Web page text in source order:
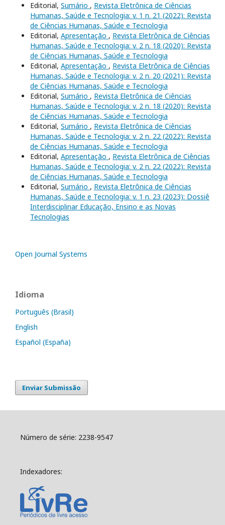
Editorial, Sumário , Revista Eletrônica de Ciências
Humanas, Saúde e Tecnologia: v. 1 n. 21 (2022): Revista
de Ciências Humanas, Saúde e Tecnologia
Editorial, Apresentação , Revista Eletrônica de Ciências
Humanas, Saúde e Tecnologia: v. 2 n. 18 (2020): Revista
de Ciências Humanas, Saúde e Tecnologia
Editorial, Apresentação , Revista Eletrônica de Ciências
Humanas, Saúde e Tecnologia: v. 2 n. 20 (2021): Revista
de Ciências Humanas, Saúde e Tecnologia
Editorial, Sumário , Revista Eletrônica de Ciências
Humanas, Saúde e Tecnologia: v. 2 n. 18 (2020): Revista
de Ciências Humanas, Saúde e Tecnologia
Editorial, Sumário , Revista Eletrônica de Ciências
Humanas, Saúde e Tecnologia: v. 2 n. 22 (2022): Revista
de Ciências Humanas, Saúde e Tecnologia
Editorial, Apresentação , Revista Eletrônica de Ciências
Humanas, Saúde e Tecnologia: v. 2 n. 22 (2022): Revista
de Ciências Humanas, Saúde e Tecnologia
Editorial, Sumário , Revista Eletrônica de Ciências
Humanas, Saúde e Tecnologia: v. 1 n. 23 (2023): Dossiê
Interdisciplinar Educação, Ensino e as Novas
Tecnologias
Open Journal Systems
Idioma
Português (Brasil)
English
Español (España)
Enviar Submissão
Número de série: 2238-9547
Indexadores: